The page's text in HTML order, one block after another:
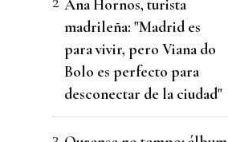
Ana Hornos, turista
madrileña: "Madrid es
para vivir, pero Viana do
Bolo es perfecto para
desconectar de la ciudad"